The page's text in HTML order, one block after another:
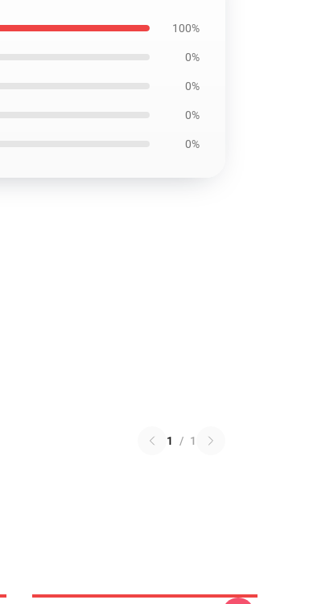
100%
0%
0%
0%
0%
1 / 1